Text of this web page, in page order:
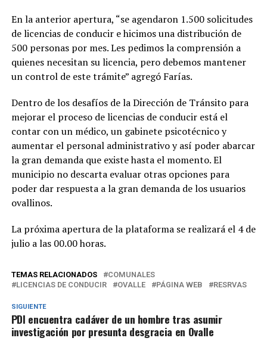
En la anterior apertura, “se agendaron 1.500 solicitudes
de licencias de conducir e hicimos una distribución de
500 personas por mes. Les pedimos la comprensión a
quienes necesitan su licencia, pero debemos mantener
un control de este trámite” agregó Farías.
Dentro de los desafíos de la Dirección de Tránsito para
mejorar el proceso de licencias de conducir está el
contar con un médico, un gabinete psicotécnico y
aumentar el personal administrativo y así poder abarcar
la gran demanda que existe hasta el momento. El
municipio no descarta evaluar otras opciones para
poder dar respuesta a la gran demanda de los usuarios
ovallinos.
La próxima apertura de la plataforma se realizará el 4 de
julio a las 00.00 horas.
TEMAS RELACIONADOS
COMUNALES
LICENCIAS DE CONDUCIR
OVALLE PÁGINA WEB RESRVAS
SIGUIENTE
PDI encuentra cadáver de un hombre tras asumir
investigación por presunta desgracia en Ovalle